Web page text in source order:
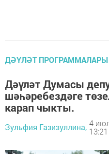
ДӘҮЛӘТ ПРОГРАММАЛАРЫ
Дәүләт Думасы
шәһәребездәге
карап чыкты.
Зульфия Газизуллина, 4
13:21